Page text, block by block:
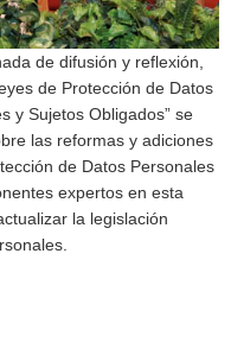
de difusión y reflexión,
de Protección de Datos
y Sujetos Obligados” se
las reformas y adiciones
de Datos Personales
expertos en esta
la legislación